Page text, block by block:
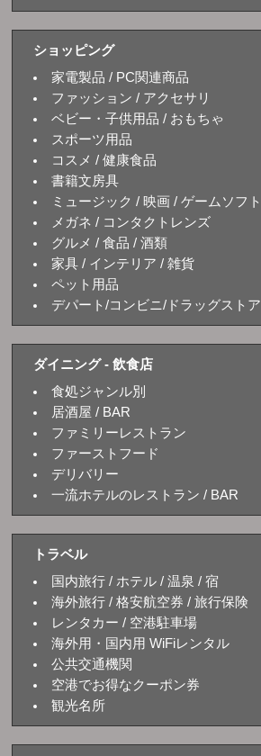
ショッピング
家電製品 / PC関連商品
ファッション / アクセサリ
ベビー・子供用品 / おもちゃ
スポーツ用品
コスメ / 健康食品
書籍文房具
ミュージック / 映画 / ゲームソフト
メガネ / コンタクトレンズ
グルメ / 食品 / 酒類
家具 / インテリア / 雑貨
ペット用品
デパート/コンビニ/ドラッグストア
ダイニング - 飲食店
食処ジャンル別
居酒屋 / BAR
ファミリーレストラン
ファーストフード
デリバリー
一流ホテルのレストラン / BAR
トラベル
国内旅行 / ホテル / 温泉 / 宿
海外旅行 / 格安航空券 / 旅行保険
レンタカー / 空港駐車場
海外用・国内用 WiFiレンタル
公共交通機関
空港でお得なクーポン券
観光名所